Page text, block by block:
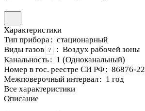
Характеристики
Тип прибора : стационарный
Виды газов
? : Воздух рабочей зоны
Канальность: 1 (Одноканальный)
Номер в гос. реестре СИ РФ: 86876-22
Межповерочный интервал: 1 год
Все характеристики
Описание